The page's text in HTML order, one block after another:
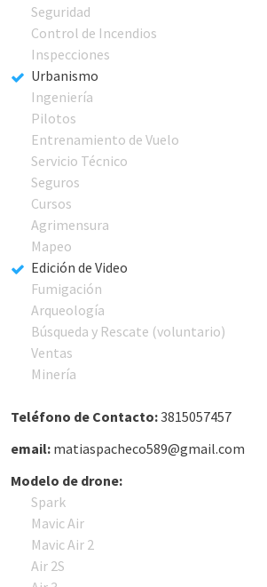
Seguridad
Control de Incendios
Inspecciones
Urbanismo
Ingeniería
Pilotos
Entrenamiento de Vuelo
Servicio Técnico
Seguros
Cursos
Agrimensura
Mapeo
Edición de Video
Fumigación
Arqueología
Búsqueda y Rescate (voluntario)
Ventas
Minería
Teléfono de Contacto:3815057457
email: matiaspacheco589@gmail.com
Modelo de drone:
Spark
Mavic Air
Mavic Air 2
Air 2S